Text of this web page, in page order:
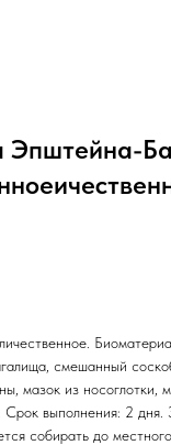
смешанный
мазок из носоглотки,
выполнения: 2 дня.
собирать до